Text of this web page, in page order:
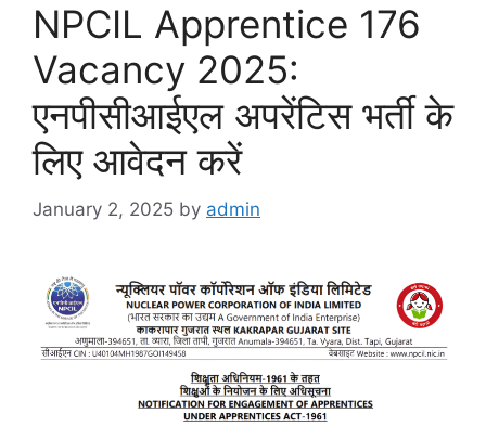
NPCIL Apprentice 176
Vacancy 2025:
एनपीसीआईएल अपरेंटिस भर्ती के
लिए आवेदन करें
January 2, 2025 by admin